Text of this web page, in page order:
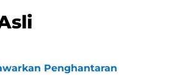
Penghantaran